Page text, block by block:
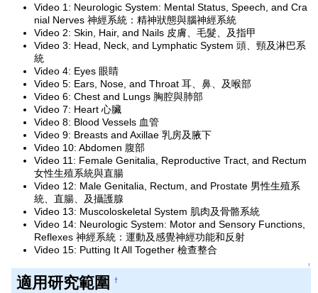
Video 1: Neurologic System: Mental Status, Speech, and Cra
nial Nerves 神經系統：精神狀態與腦神經系統
Video 2: Skin, Hair, and Nails 皮膚、毛髮、及指甲
Video 3: Head, Neck, and Lymphatic System 頭、頸及淋巴系
統
Video 4: Eyes 眼睛
Video 5: Ears, Nose, and Throat 耳、鼻、及喉部
Video 6: Chest and Lungs 胸腔與肺部
Video 7: Heart 心臟
Video 8: Blood Vessels 血管
Video 9: Breasts and Axillae 乳房及腋下
Video 10: Abdomen 腹部
Video 11: Female Genitalia, Reproductive Tract, and Rectum
女性生殖系統與直腸
Video 12: Male Genitalia, Rectum, and Prostate 男性生殖系
統、直腸、及攝護腺
Video 13: Muscoloskeletal System 肌肉及骨骼系統
Video 14: Neurologic System: Motor and Sensory Functions,
Reflexes 神經系統：運動及感覺神經功能和反射
Video 15: Putting It All Together 檢查整合
↑
適用研究範圍 †